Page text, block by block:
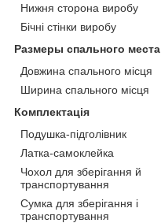
Нижня сторона виробу
Бічні стінки виробу
Размеры спального места
Довжина спального місця
Ширина спального місця
Комплектація
Подушка-підголівник
Латка-самоклейка
Чохол для зберігання й
транспортування
Сумка для зберігання і
транспортування